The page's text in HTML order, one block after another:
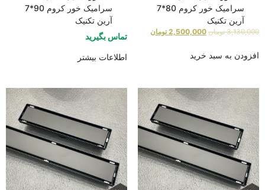
سرامیک خور کروم 80*7
آرین تکنیک
3,130,000 تومان 2,500,000 تومان
افزودن به سبد خرید
سرامیک خور کروم 90*7
آرین تکنیک
تماس بگیرید
اطلاعات بیشتر